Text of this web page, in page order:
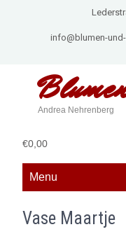
info@blumen-
Andrea Nehrenberg
€0,00
Menu
Vase Maartje